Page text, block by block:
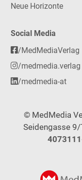
Neue Horizonte
Social Media
/MedMediaVerlag
/medmedia.verlag
/medmedia-at
© MedMedia
Seidengasse 9/